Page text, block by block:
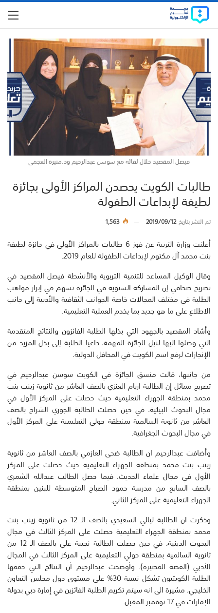
فيصل المقصيد خلال لقائه مع سوسن عبدالرحيم ود.منيرة العجمي
طالبات الكويت يحصدن المراكز الأولى بجائزة
لطيفة لإبداعات الطفولة
تم النشر بتاريخ2019/09/12
1,563
أعلنت وزارة التربية عن فوز 6 طالبات بالمراكز الأولى في جائزة لطيفة
بنت محمد آل مكتوم لإبداعات الطفولة للعام 2019.
وقال الوكيل المساعد للتنمية التربوية والأنشطة فيصل المقصيد في
تصريح صحافي إن المشاركة السنوية في الجائزة تسهم في إبراز مواهب
الطلبة في مختلف المجالات خاصة الجوانب الثقافية والأدبية إلى جانب
الاطلاع على ما هو جديد بما يخدم العملية التعليمية.
وأشاد المقصيد بالجهود التي بذلها الطلبة الفائزون والنتائج المتقدمة
التي وصلوا اليها لنيل الجائزة المهمة، داعيا الطلبة إلى بذل المزيد من
الإنجازات لرفع اسم الكويت في المحافل الدولية.
من جانبها، قالت منسق الجائزة في الكويت سوسن عبدالرحيم في
تصريح مماثل إن الطالبة اريام العنزي بالصف العاشر من ثانوية زينب بنت
محمد بمنطقة الجهراء التعليمية حيث حصلت على المركز الأول في
مجال البحوث البيئية، في حين حصلت الطالبة الجوري الشراح بالصف
العاشر من ثانوية السالمية بمنطقة حولي التعليمية على المركز الأول
في مجال البحوث الجغرافية.
وأضافت عبدالرحيم ان الطالبة ضحى العازمي بالصف العاشر من ثانوية
زينب بنت محمد بمنطقة الجهراء التعليمية حيث حصلت على المركز
الأول في مجال علماء الحديث، فيما حصل الطالب عبدالله الشمري
بالصف السابع من مدرسة حمود الصباح المتوسطة للبنين بمنطقة
الجهراء التعليمية على المركز الثاني.
وذكرت ان الطالبة ليالي السعيدي بالصف الـ 12 من ثانوية زينب بنت
محمد بمنطقة الجهراء التعليمية حصلت على المركز الثالث في مجال
البحوث الدينية، في حين حصلت الطالبة نجيبة علي بالصف الـ 12 من
ثانوية السالمية بمنطقة حولي التعليمية على المركز الثالث في المجال
الأدبي (القصة القصيرة). وأوضحت عبدالرحيم أن النتائج التي حققها
الطلبة الكويتيون تشكل نسبة 30% على مستوى دول مجلس التعاون
الخليجي، مشيرة الى انه سيتم تكريم الطلبة الفائزين في إمارة دبي بدولة
الإمارات في 17 نوفمبر المقبل.